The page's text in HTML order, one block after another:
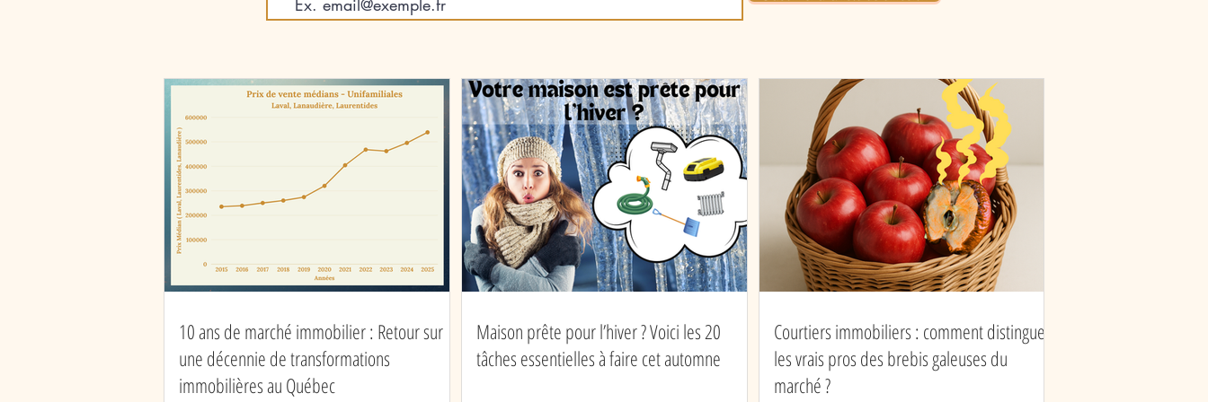
immobilier : Retour sur une
10 ans de marché immobilier : Retour sur
une décennie de transformations
immobilières au Québec
Maison prête pour l’hiver ? Voici les 20
tâches essentielles à faire cet automne
Courtiers immobiliers : comment distinguer
les vrais pros des brebis galeuses du
marché ?